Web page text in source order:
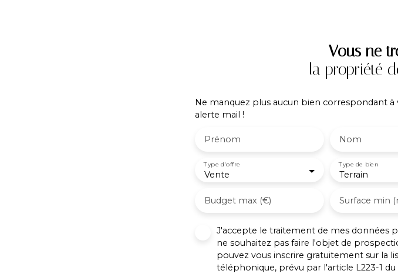
Vous ne
la propriété
Ne manquez plus aucun bien correspondant
alerte mail !
Prénom Nom
Vente
Type d'offre
Terrain
Type de bien
Budget max (€) Surface min
J'accepte le traitement de mes données
ne souhaitez pas faire l'objet de
pouvez vous inscrire gratuitement sur la
téléphonique, prévu par l'article L223-1